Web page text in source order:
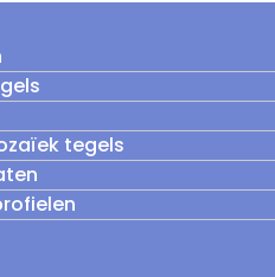
tegels